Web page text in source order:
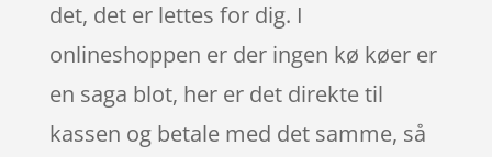
det, det er lettes for dig. I
onlineshoppen er der ingen kø køer er
en saga blot, her er det direkte til
kassen og betale med det samme, så